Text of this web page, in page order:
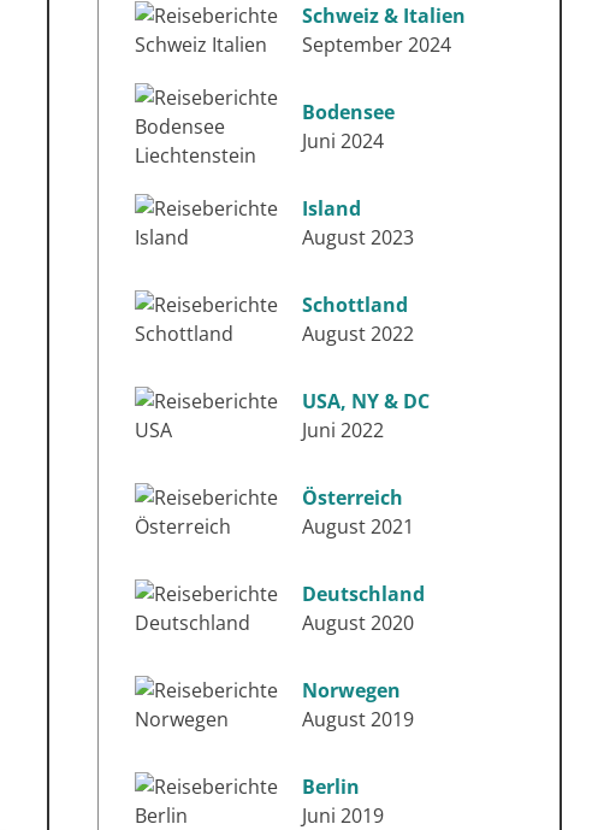
Schweiz & Italien
September 2024
Bodensee
Juni 2024
Island
August 2023
Schottland
August 2022
USA, NY & DC
Juni 2022
Österreich
August 2021
Deutschland
August 2020
Norwegen
August 2019
Berlin
Juni 2019